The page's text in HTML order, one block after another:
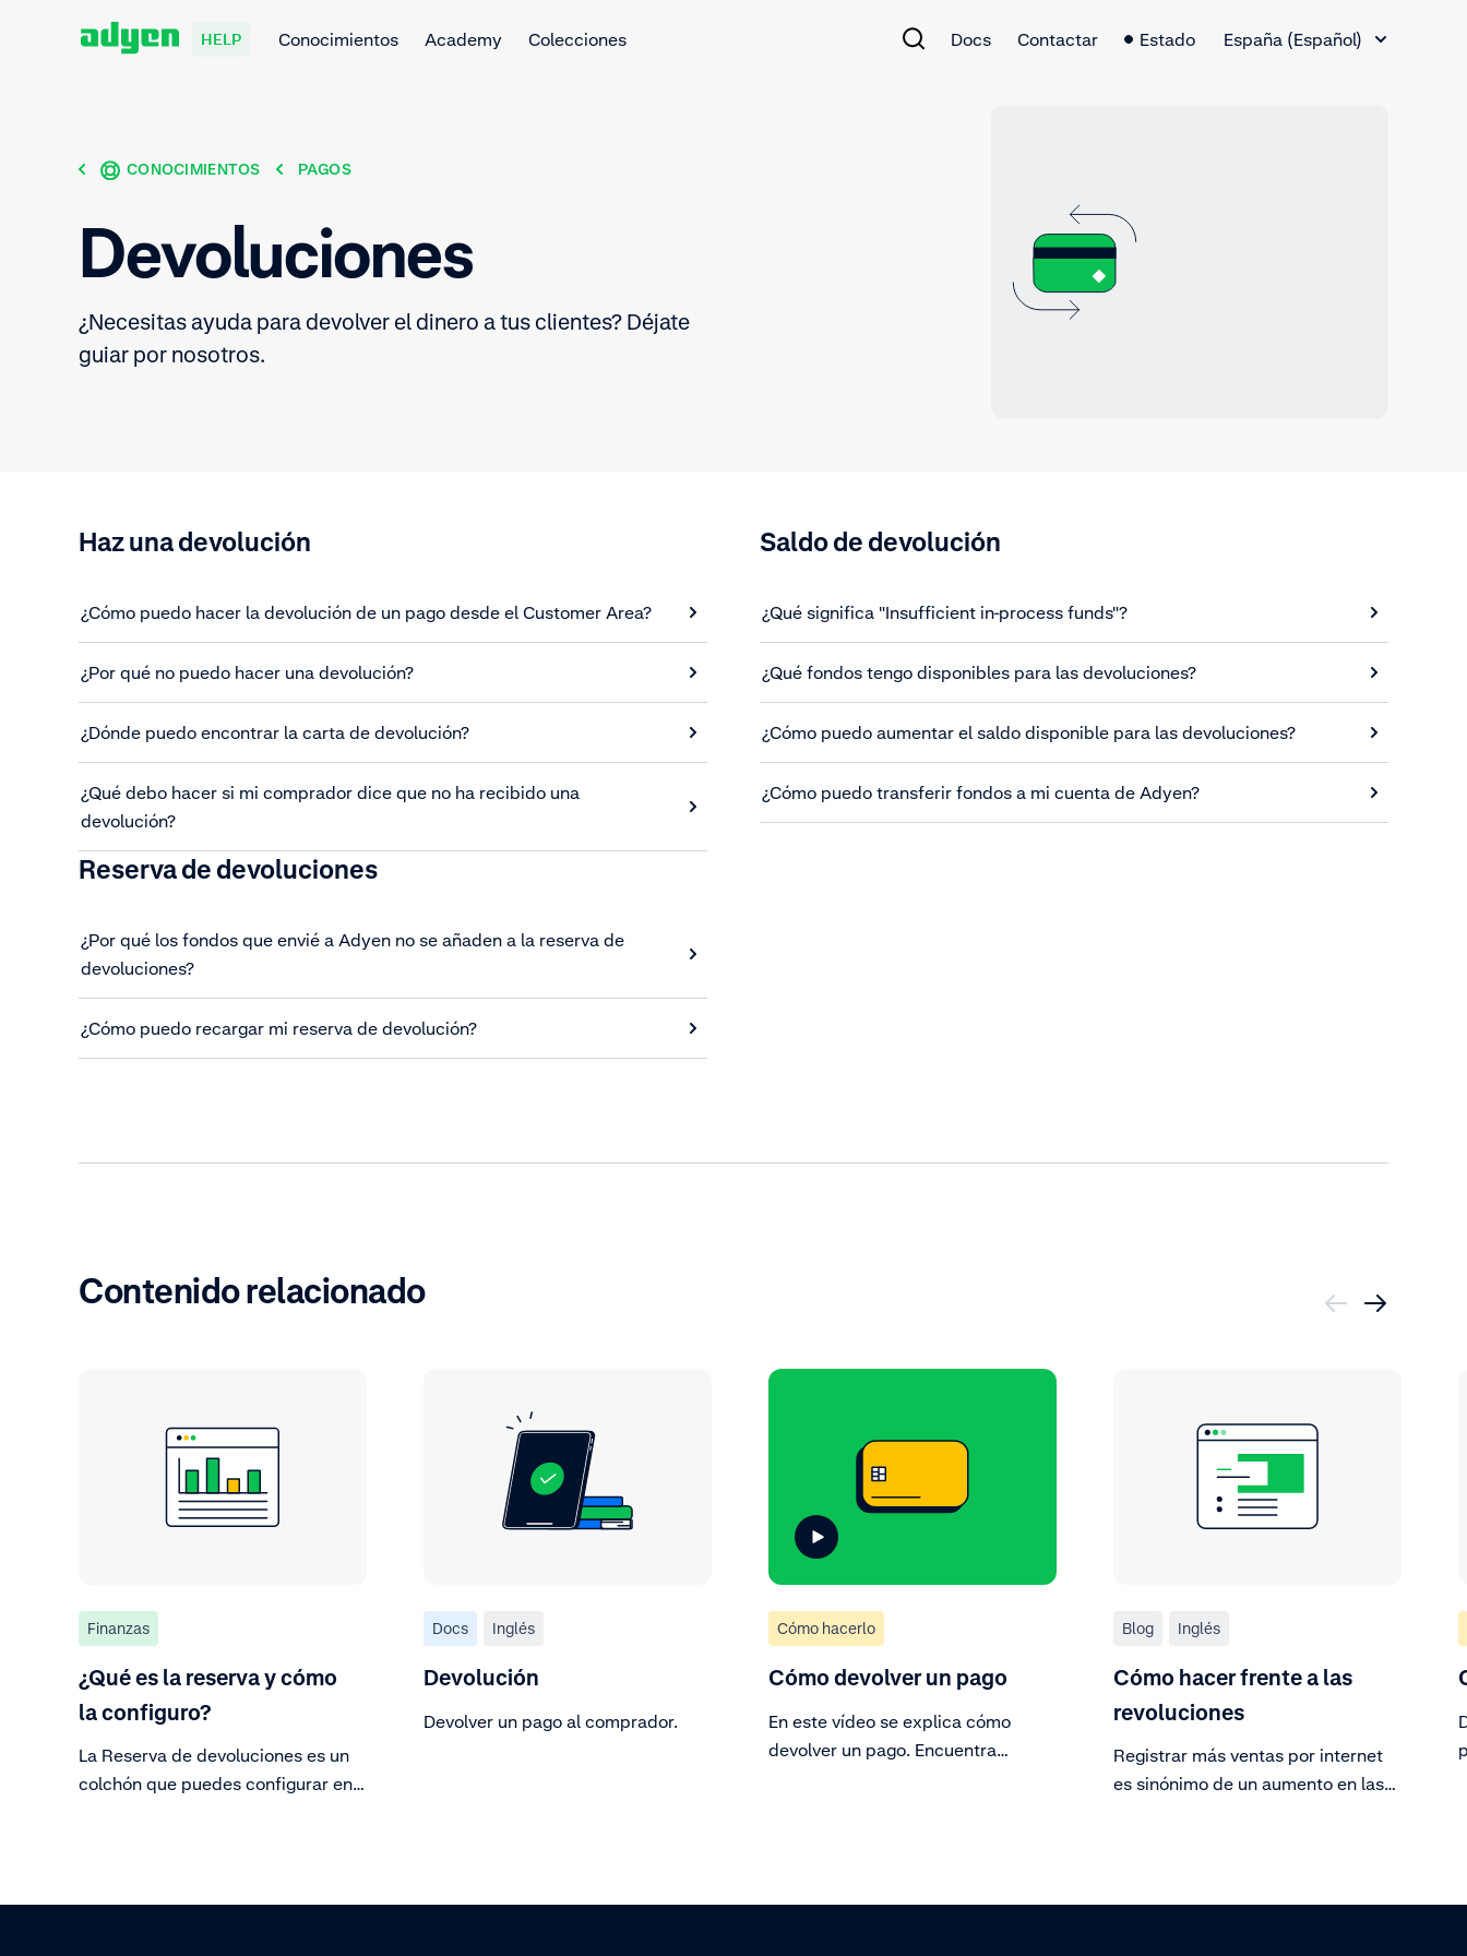
HELP Conocimientos Academy Colecciones Docs Contactar Estado
España (Español)
CONOCIMIENTOS PAGOS
Devoluciones
¿Necesitas ayuda para devolver el dinero a tus clientes? Déjate
guiar por nosotros.
Haz una devolución
¿Cómo puedo hacer la devolución de un pago desde el Customer Area?
¿Por qué no puedo hacer una devolución?
¿Dónde puedo encontrar la carta de devolución?
¿Qué debo hacer si mi comprador dice que no ha recibido una
devolución?
Saldo de devolución
¿Qué significa "Insufficient in-process funds"?
¿Qué fondos tengo disponibles para las devoluciones?
¿Cómo puedo aumentar el saldo disponible para las devoluciones?
¿Cómo puedo transferir fondos a mi cuenta de Adyen?
Reserva de devoluciones
¿Por qué los fondos que envié a Adyen no se añaden a la reserva de
devoluciones?
¿Cómo puedo recargar mi reserva de devolución?
Contenido relacionado
Finanzas
¿Qué es la reserva y cómo
la configuro?
La Reserva de devoluciones es un
colchón que puedes configurar en
Docs Inglés
Devolución
Devolver un pago al comprador.
Cómo hacerlo
Cómo devolver un pago
En este vídeo se explica cómo
devolver un pago. Encuentra
Blog Inglés
Cómo hacer frente a las
revoluciones
Registrar más ventas por internet
es sinónimo de un aumento en las